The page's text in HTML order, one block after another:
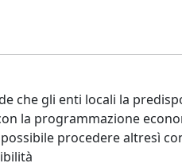
che gli enti locali la
la programmazione
procedere altresì